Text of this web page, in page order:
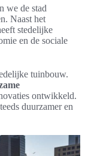
we de stad
Naast het
stedelijke
en de sociale
tuinbouw.
ontwikkeld.
duurzamer en